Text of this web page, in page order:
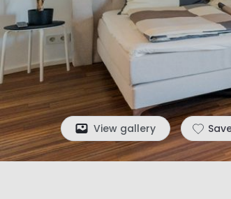
View gallery